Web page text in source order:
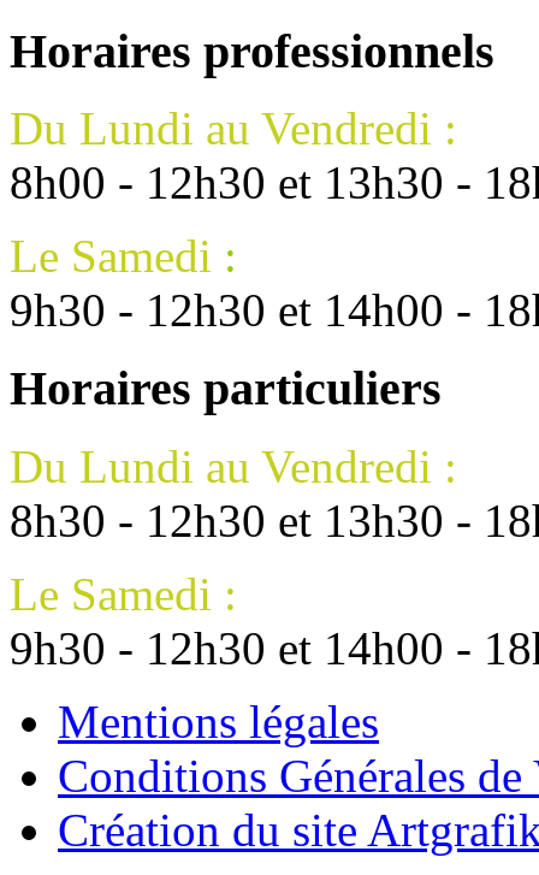
Horaires professionnels
Du Lundi au Vendredi :
8h00 - 12h30 et 13h30 -
Le Samedi :
9h30 - 12h30 et 14h00 -
Horaires particuliers
Du Lundi au Vendredi :
8h30 - 12h30 et 13h30 -
Le Samedi :
9h30 - 12h30 et 14h00 -
Mentions légales
Conditions Générales de
Création du site